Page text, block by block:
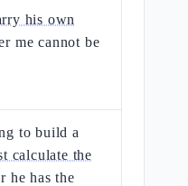
his own
me cannot be
to build a
calculate the
he has the